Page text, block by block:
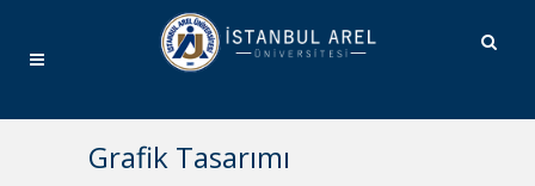
Grafik Tasarımı